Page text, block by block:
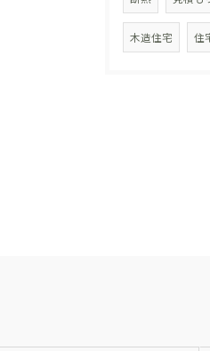
木造住宅 住